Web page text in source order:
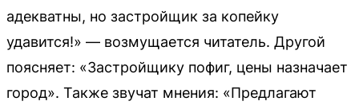
адекватны, но застройщик за копейку
удавится!» — возмущается читатель. Другой
поясняет: «Застройщику пофиг, цены назначает
город». Также звучат мнения: «Предлагают